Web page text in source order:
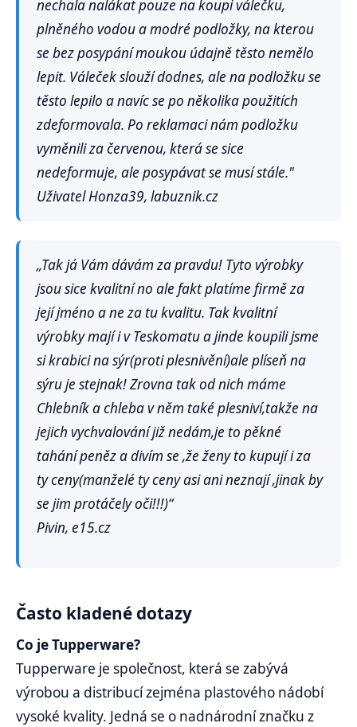
nechala nalákat pouze na koupi válečku,
plněného vodou a modré podložky, na kterou
se bez posypání moukou údajně těsto nemělo
lepit. Váleček slouží dodnes, ale na podložku se
těsto lepilo a navíc se po několika použitích
zdeformovala. Po reklamaci nám podložku
vyměnili za červenou, která se sice
nedeformuje, ale posypávat se musí stále."
Uživatel Honza39, labuznik.cz
„Tak já Vám dávám za pravdu! Tyto výrobky
jsou sice kvalitní no ale fakt platíme firmě za
její jméno a ne za tu kvalitu. Tak kvalitní
výrobky mají i v Teskomatu a jinde koupili jsme
si krabici na sýr(proti plesnivění)ale plíseň na
sýru je stejnak! Zrovna tak od nich máme
Chlebník a chleba v něm také plesniví,takže na
jejich vychvalování již nedám,je to pěkné
tahání peněz a divím se ,že ženy to kupují i za
ty ceny(manželé ty ceny asi ani neznají ,jinak by
se jim protáčely oči!!!)“
Pivin, e15.cz
Často kladené dotazy
Co je Tupperware?
Tupperware je společnost, která se zabývá
výrobou a distribucí zejména plastového nádobí
vysoké kvality. Jedná se o nadnárodní značku z